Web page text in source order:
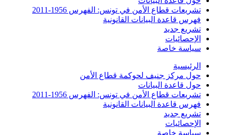
تشريعات قطاع الأمن في تونس: الفهرس 1956-2011
فهرس قاعدة البيانات القانونية
تشريع جديد
الإحصائيات
سياسة خاصة
الرئيسية
حول مركز جنيف لحوكمة قطاع الأمن
حول قاعدة البيانات
تشريعات قطاع الأمن في تونس: الفهرس 1956-2011
فهرس قاعدة البيانات القانونية
تشريع جديد
الإحصائيات
سياسة خاصة